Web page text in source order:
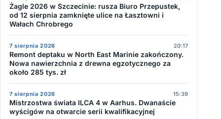
Żagle 2026 w Szczecinie: rusza Biuro Przepustek,
od 12 sierpnia zamknięte ulice na Łasztowni i
Wałach Chrobrego
7 sierpnia 2026 20:17
Remont deptaku w North East Marinie zakończony.
Nowa nawierzchnia z drewna egzotycznego za
około 285 tys. zł
7 sierpnia 2026 15:39
Mistrzostwa świata ILCA 4 w Aarhus. Dwanaście
wyścigów na otwarcie serii kwalifikacyjnej